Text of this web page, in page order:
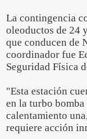
La contingencia
oleoductos de 24
que conducen de
coordinador fue
Seguridad Física
"Esta estación
en la turbo
calentamiento
requiere acción